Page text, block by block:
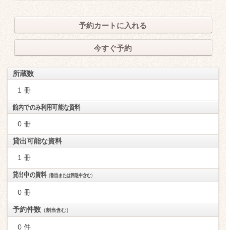
予約カートに入れる
今すぐ予約
所蔵数
1 冊
館内でのみ利用可能な資料
0 冊
貸出可能な資料
1 冊
貸出中の資料（割当または回送中含む）
0 冊
予約件数 （割当含む）
0 件